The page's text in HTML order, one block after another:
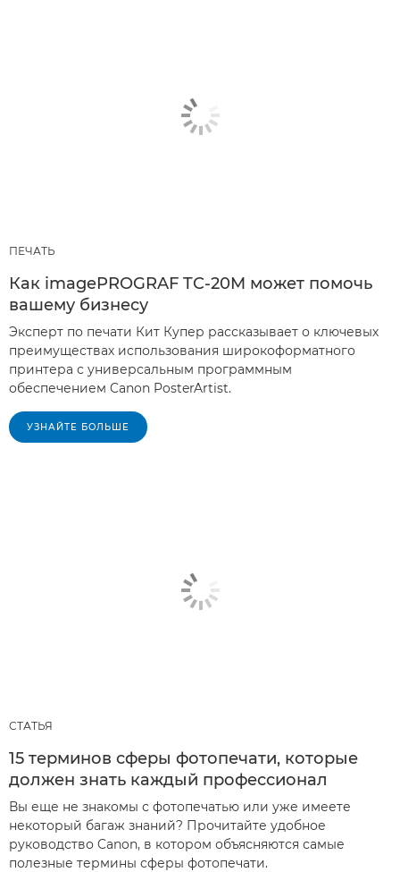
ПЕЧАТЬ
Как imagePROGRAF TC-20M может помочь
вашему бизнесу
Эксперт по печати Кит Купер рассказывает о ключевых
преимуществах использования широкоформатного
принтера с универсальным программным
обеспечением Canon PosterArtist.
УЗНАЙТЕ БОЛЬШЕ
СТАТЬЯ
15 терминов сферы фотопечати, которые
должен знать каждый профессионал
Вы еще не знакомы с фотопечатью или уже имеете
некоторый багаж знаний? Прочитайте удобное
руководство Canon, в котором объясняются самые
полезные термины сферы фотопечати.